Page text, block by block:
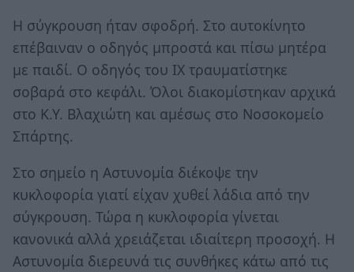
Η σύγκρουση ήταν σφοδρή. Στο αυτοκίνητο
επέβαιναν ο οδηγός μπροστά και πίσω μητέρα
με παιδί. Ο οδηγός του ΙΧ τραυματίστηκε
σοβαρά στο κεφάλι. Όλοι διακομίστηκαν αρχικά
στο Κ.Υ. Βλαχιώτη και αμέσως στο Νοσοκομείο
Σπάρτης.
Στο σημείο η Αστυνομία διέκοψε την
κυκλοφορία γιατί είχαν χυθεί λάδια από την
σύγκρουση. Τώρα η κυκλοφορία γίνεται
κανονικά αλλά χρειάζεται ιδιαίτερη προσοχή. Η
Αστυνομία διερευνά τις συνθήκες κάτω από τις